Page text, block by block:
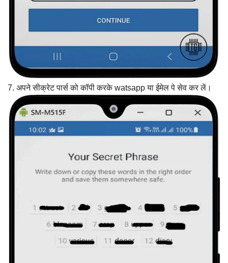
7. अपने सीक्रेट पार्स को कॉपी करके watsapp या ईमेल पे सेव कर लें।